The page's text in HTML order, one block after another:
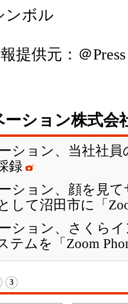
ンボル
提供元： ＠Press
ション株式会
ション、当社社員
録
ション、顔を見
して沼田市に「
ション、さくら
テムを「Zoom
3